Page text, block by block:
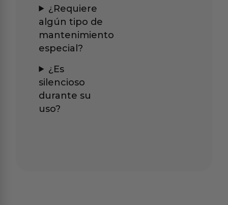
¿Requiere
algún tipo de
mantenimiento
especial?
¿Es
silencioso
durante su
uso?